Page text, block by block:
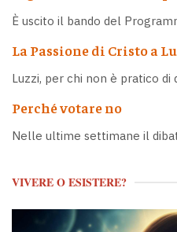
È uscito il bando del
La Passione di Cristo a
Luzzi, per chi non è pratico di
Perché votare no
Nelle ultime settimane il
VIVERE O ESISTERE?